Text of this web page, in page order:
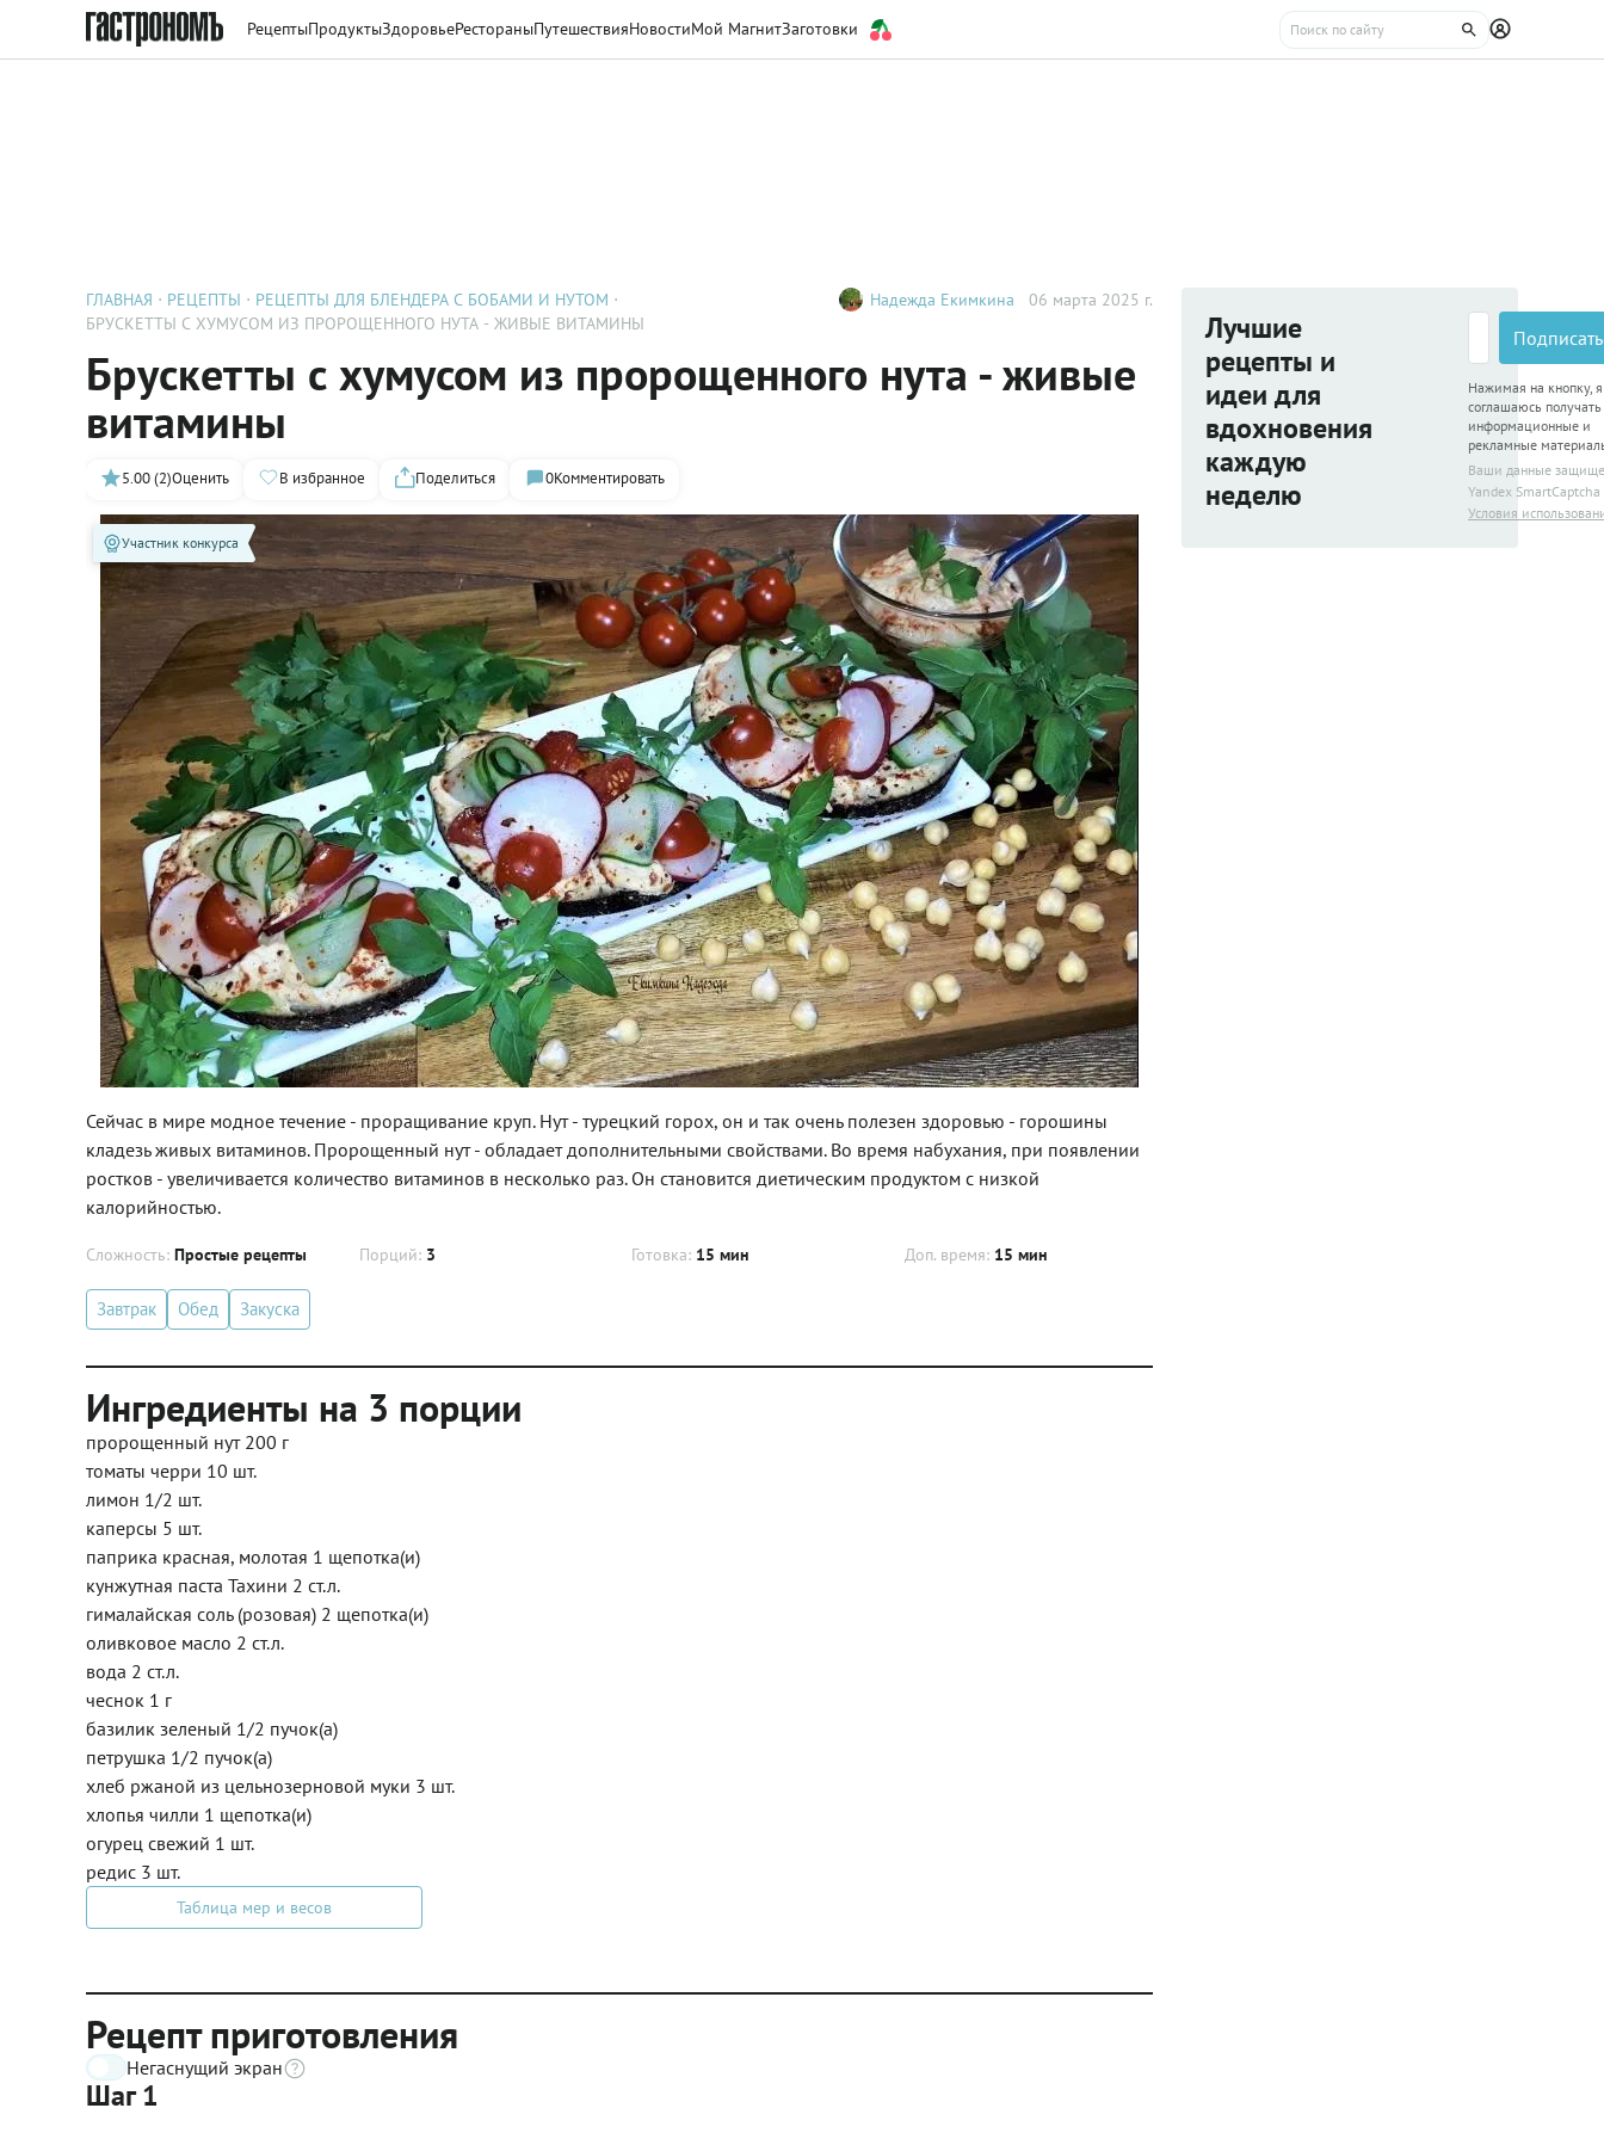
РецептыПродуктыЗдоровьеРестораныПутешествияНовостиМой МагнитЗаготовки
ГЛАВНАЯ РЕЦЕПТЫ
РЕЦЕПТЫ ДЛЯ БЛЕНДЕРА С БОБАМИ И НУТОМ
БРУСКЕТТЫ С ХУМУСОМ ИЗ ПРОРОЩЕННОГО НУТА - ЖИВЫЕ ВИТАМИНЫ
Надежда Екимкина 06 марта 2025 г.
Брускетты с хумусом из пророщенного нута - живые
витамины
5.00 (2)Оценить В избранное Поделиться 0Комментировать
Участник конкурса
Сейчас в мире модное течение - проращивание круп. Нут - турецкий горох, он и так очень полезен здоровью - горошины
кладезь живых витаминов. Пророщенный нут - обладает дополнительными свойствами. Во время набухания, при появлении
ростков - увеличивается количество витаминов в несколько раз. Он становится диетическим продуктом с низкой
калорийностью.
Сложность: Простые рецепты Порций: 3 Готовка: 15 мин Доп. время: 15 мин
Завтрак Обед Закуска
Ингредиенты на 3 порции
пророщенный нут 200 г
томаты черри 10 шт.
лимон 1/2 шт.
каперсы 5 шт.
паприка красная, молотая 1 щепотка(и)
кунжутная паста Тахини 2 ст.л.
гималайская соль (розовая) 2 щепотка(и)
оливковое масло 2 ст.л.
вода 2 ст.л.
чеснок 1 г
базилик зеленый 1/2 пучок(а)
петрушка 1/2 пучок(а)
хлеб ржаной из цельнозерновой муки 3 шт.
хлопья чилли 1 щепотка(и)
огурец свежий 1 шт.
редис 3 шт.
Таблица мер и весов
Рецепт приготовления
Негаснущий экран
Шаг 1
Лучшие
рецепты и
идеи для
вдохновения
каждую
неделю
Нажимая на кнопку, я
соглашаюсь получать
информационные и
рекламные
Ваши данные
Yandex SmartCaptcha
Условия